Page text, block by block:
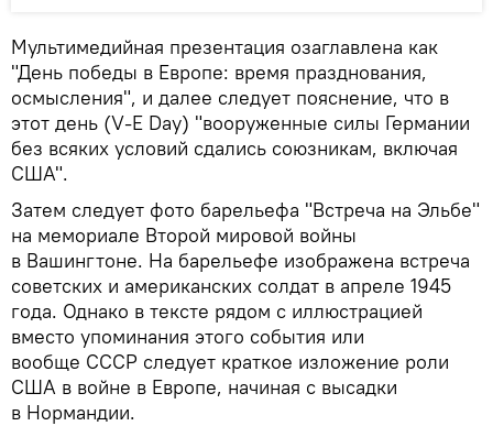
Мультимедийная презентация озаглавлена как
"День победы в Европе: время празднования,
осмысления", и далее следует пояснение, что в
этот день (V-E Day) "вооруженные силы Германии
без всяких условий сдались союзникам, включая
США".
Затем следует фото барельефа "Встреча на Эльбе"
на мемориале Второй мировой войны
в Вашингтоне. На барельефе изображена встреча
советских и американских солдат в апреле 1945
года. Однако в тексте рядом с иллюстрацией
вместо упоминания этого события или
вообще СССР следует краткое изложение роли
США в войне в Европе, начиная с высадки
в Нормандии.